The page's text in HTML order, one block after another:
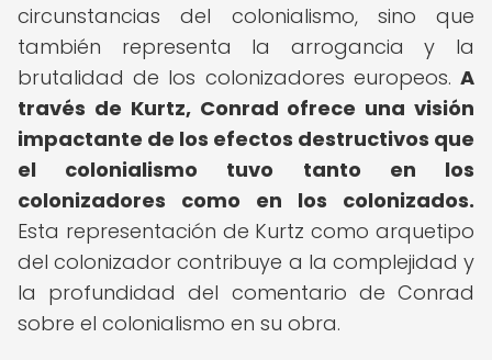
circunstancias del colonialismo, sino que
también representa la arrogancia y la
brutalidad de los colonizadores europeos. A
través de Kurtz, Conrad ofrece una visión
impactante de los efectos destructivos que
el colonialismo tuvo tanto en los
colonizadores como en los colonizados.
Esta representación de Kurtz como arquetipo
del colonizador contribuye a la complejidad y
la profundidad del comentario de Conrad
sobre el colonialismo en su obra.